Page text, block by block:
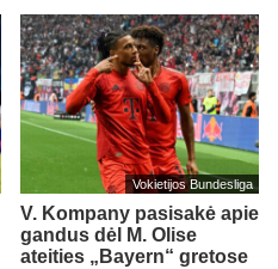
Vokietijos Bundesliga
V. Kompany pasisakė apie
gandus dėl M. Olise
ateities „Bayern“ gretose